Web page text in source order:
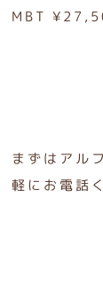
MBT
まずはアル
軽にお電話